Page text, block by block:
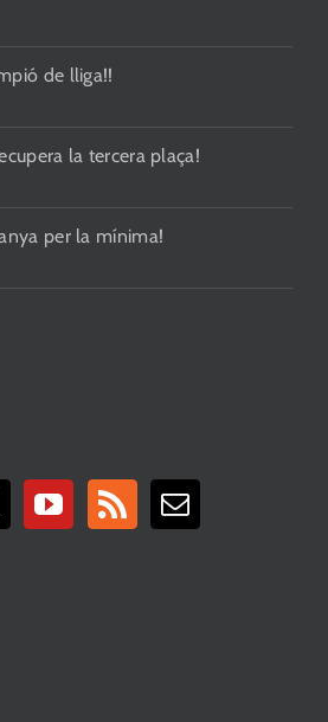
de lliga!!
la tercera plaça!
per la mínima!